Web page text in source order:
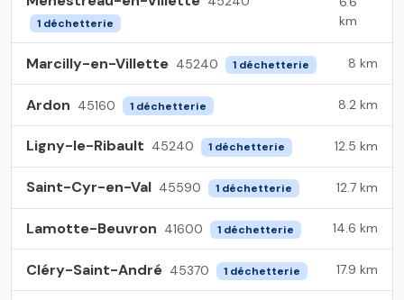
1 déchetterie
km
Marcilly-en-Villette 45240 1 déchetterie 8 km
Ardon 45160 1 déchetterie 8.2 km
Ligny-le-Ribault 45240 1 déchetterie 12.5 km
Saint-Cyr-en-Val 45590 1 déchetterie 12.7 km
Lamotte-Beuvron 41600 1 déchetterie 14.6 km
Cléry-Saint-André 45370 1 déchetterie 17.9 km